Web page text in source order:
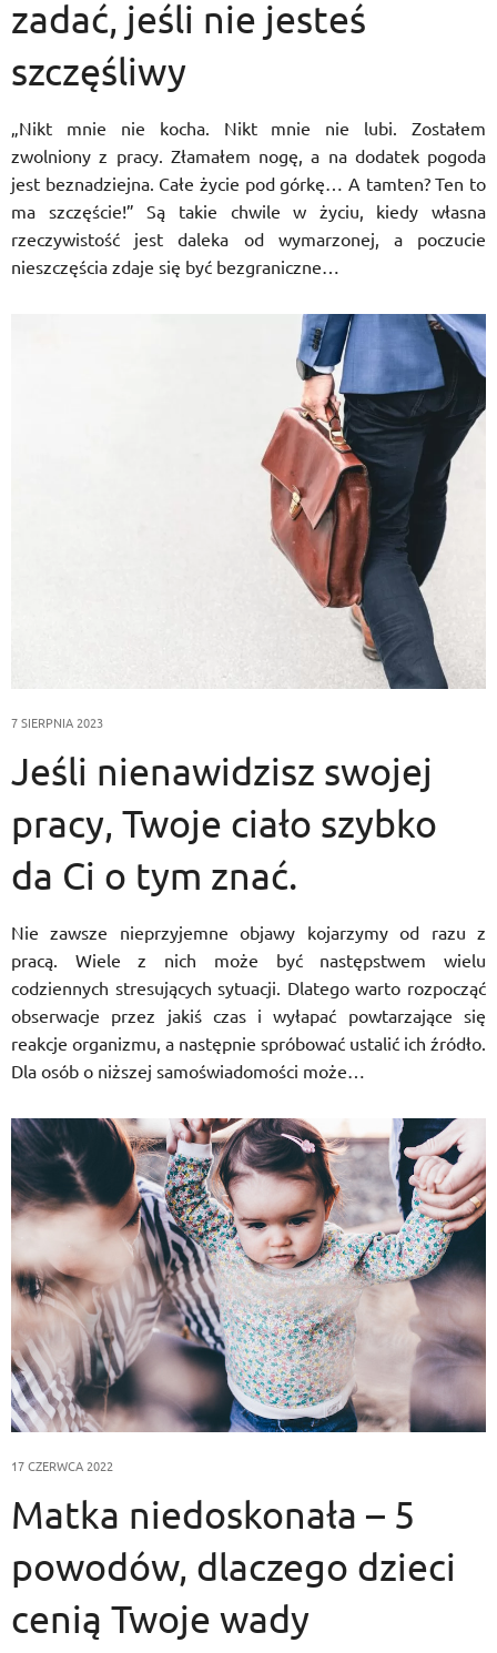
zadać, jeśli nie jesteś
szczęśliwy
„Nikt mnie nie kocha. Nikt mnie nie lubi. Zostałem
zwolniony z pracy. Złamałem nogę, a na dodatek pogoda
jest beznadziejna. Całe życie pod górkę… A tamten? Ten to
ma szczęście!” Są takie chwile w życiu, kiedy własna
rzeczywistość jest daleka od wymarzonej, a poczucie
nieszczęścia zdaje się być bezgraniczne…
7 SIERPNIA 2023
Jeśli nienawidzisz swojej
pracy, Twoje ciało szybko
da Ci o tym znać.
Nie zawsze nieprzyjemne objawy kojarzymy od razu z
pracą. Wiele z nich może być następstwem wielu
codziennych stresujących sytuacji. Dlatego warto rozpocząć
obserwacje przez jakiś czas i wyłapać powtarzające się
reakcje organizmu, a następnie spróbować ustalić ich źródło.
Dla osób o niższej samoświadomości może…
17 CZERWCA 2022
Matka niedoskonała – 5
powodów, dlaczego dzieci
cenią Twoje wady